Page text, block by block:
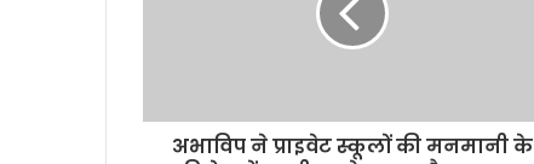
अभाविप ने प्राइवेट स्कूलों की मनमानी के